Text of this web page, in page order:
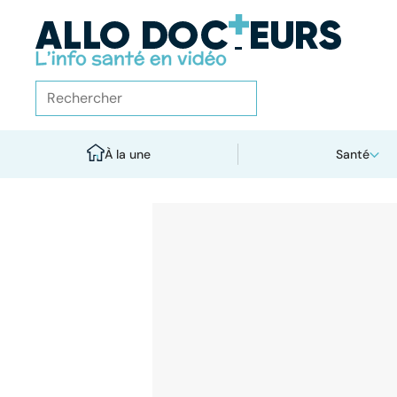
À la une Santé